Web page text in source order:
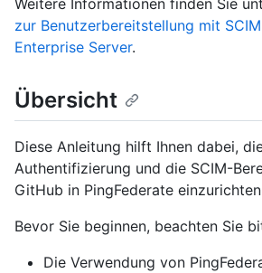
Weitere Informationen finden Sie
zur Benutzerbereitstellung mit
Enterprise Server.
Übersicht
Diese Anleitung hilft Ihnen dabei,
Authentifizierung und die SCIM-
GitHub in PingFederate
Bevor Sie beginnen, beachten Sie
Die Verwendung von